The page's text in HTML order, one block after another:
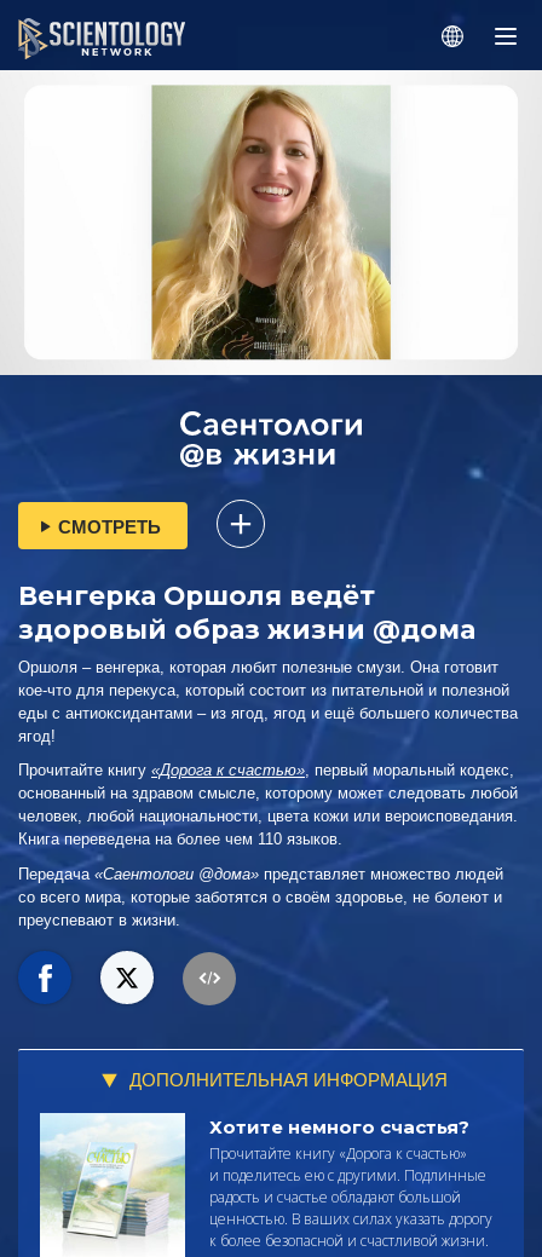
СМОТРЕТЬ
Венгерка Оршоля ведёт
здоровый образ жизни @дома
Оршоля – венгерка, которая любит полезные смузи. Она готовит
кое-что для перекуса, который состоит из питательной и полезной
еды с антиоксидантами – из ягод, ягод и ещё большего количества
ягод!
Прочитайте книгу «Дорога к счастью», первый моральный кодекс,
основанный на здравом смысле, которому может следовать любой
человек, любой национальности, цвета кожи или вероисповедания.
Книга переведена на более чем 110 языков.
Передача «Саентологи @дома» представляет множество людей
со всего мира, которые заботятся о своём здоровье, не болеют и
преуспевают в жизни.
ДОПОЛНИТЕЛЬНАЯ ИНФОРМАЦИЯ
Хотите немного счастья?
Прочитайте книгу «Дорога к счастью»
и поделитесь ею с другими. Подлинные
радость и счастье обладают большой
ценностью. В ваших силах указать дорогу
к более безопасной и счастливой жизни.